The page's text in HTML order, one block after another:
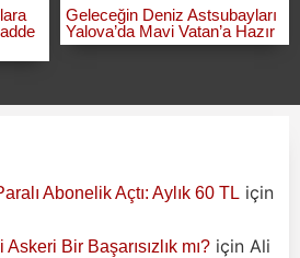
Geleceğin Deniz Astsubayları
Yalova’da Mavi Vatan’a Hazır
Abonelik Açtı: Aylık 60 TL için
Askeri Bir Başarısızlık mı? için Ali